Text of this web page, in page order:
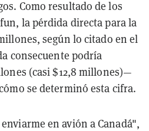
Como resultado de los
la pérdida directa para la
según lo citado en el
consecuente podría
(casi $12,8 millones)—
se determinó esta cifra.
en avión a Canadá",